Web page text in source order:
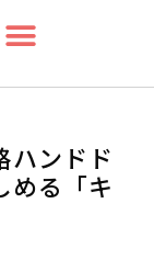
ンドド
める「キ